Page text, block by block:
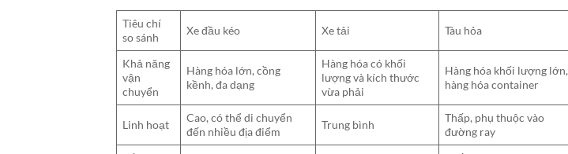
Tiêu chí
so sánh
Xe đầu kéo Xe tải Tàu hỏa
Khả năng
vận
chuyển
Hàng hóa lớn, cồng
kềnh, đa dạng
Hàng hóa có khối
lượng và kích thước
vừa phải
Hàng hóa khối lượng lớn,
hàng hóa container
Linh hoạt
Cao, có thể di chuyển
đến nhiều địa điểm
Trung bình
Thấp, phụ thuộc vào
đường ray